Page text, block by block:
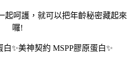
起呵護，就可以把年齡秘密藏起來
囉!
✨美神契約 MSPP膠原蛋白✨